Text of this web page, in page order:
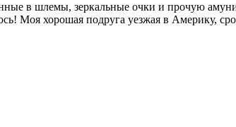
в шлемы, зеркальные очки и прочую
Моя хорошая подруга уезжая в